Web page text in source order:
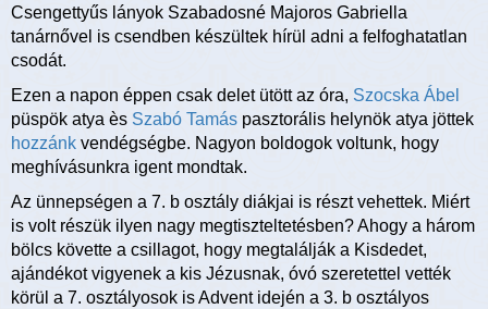
Csengettyűs lányok Szabadosné Majoros Gabriella
tanárnővel is csendben készültek hírül adni a felfoghatatlan
csodát.
Ezen a napon éppen csak delet ütött az óra, Szocska Ábel
püspök atya ès Szabó Tamás pasztorális helynök atya jöttek
hozzánk vendégségbe. Nagyon boldogok voltunk, hogy
meghívásunkra igent mondtak.
Az ünnepségen a 7. b osztály diákjai is részt vehettek. Miért
is volt részük ilyen nagy megtiszteltetésben? Ahogy a három
bölcs követte a csillagot, hogy megtalálják a Kisdedet,
ajándékot vigyenek a kis Jézusnak, óvó szeretettel vették
körül a 7. osztályosok is Advent idején a 3. b osztályos